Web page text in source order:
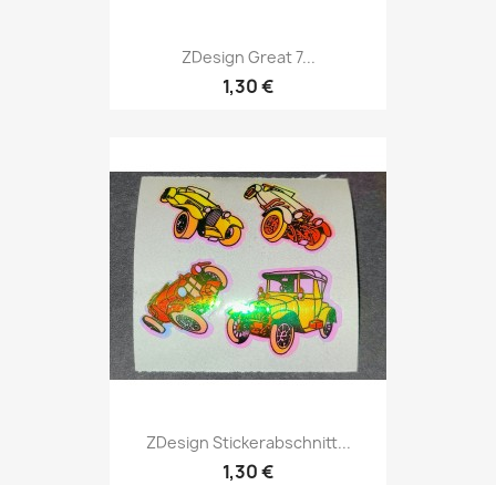
ZDesign Great 7...
1,30 €
ZDesign Stickerabschnitt...
1,30 €